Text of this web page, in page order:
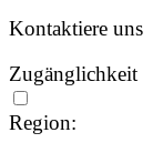
Kontaktiere uns
Zugänglichkeit
Region: